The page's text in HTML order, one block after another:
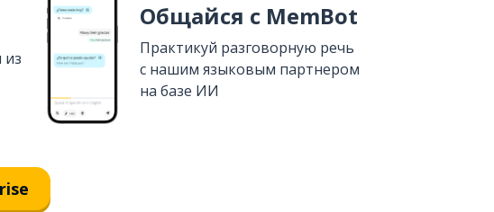
из
Общайся с MemBot
Практикуй разговорную речь
с нашим языковым партнером
на базе ИИ